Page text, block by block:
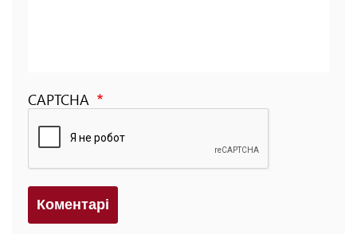
CAPTCHA
Коментарi